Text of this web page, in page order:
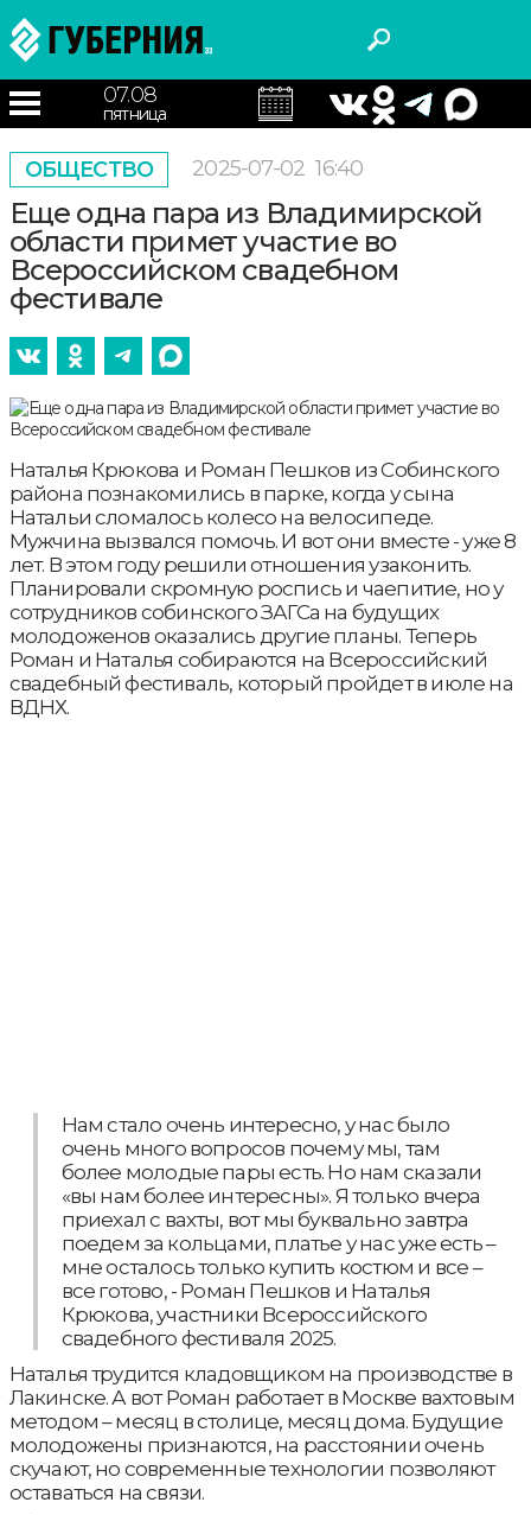
07.08
пятница
ОБЩЕСТВО 2025-07-02 16:40
Еще одна пара из Владимирской
области примет участие во
Всероссийском свадебном
фестивале
Наталья Крюкова и Роман Пешков из Собинского
района познакомились в парке, когда у сына
Натальи сломалось колесо на велосипеде.
Мужчина вызвался помочь. И вот они вместе - уже 8
лет. В этом году решили отношения узаконить.
Планировали скромную роспись и чаепитие, но у
сотрудников собинского ЗАГСа на будущих
молодоженов оказались другие планы. Теперь
Роман и Наталья собираются на Всероссийский
свадебный фестиваль, который пройдет в июле на
ВДНХ.
Нам стало очень интересно, у нас было
очень много вопросов почему мы, там
более молодые пары есть. Но нам сказали
«вы нам более интересны». Я только вчера
приехал с вахты, вот мы буквально завтра
поедем за кольцами, платье у нас уже есть –
мне осталось только купить костюм и все –
все готово, - Роман Пешков и Наталья
Крюкова, участники Всероссийского
свадебного фестиваля 2025.
Наталья трудится кладовщиком на производстве в
Лакинске. А вот Роман работает в Москве вахтовым
методом – месяц в столице, месяц дома. Будущие
молодожены признаются, на расстоянии очень
скучают, но современные технологии позволяют
оставаться на связи.